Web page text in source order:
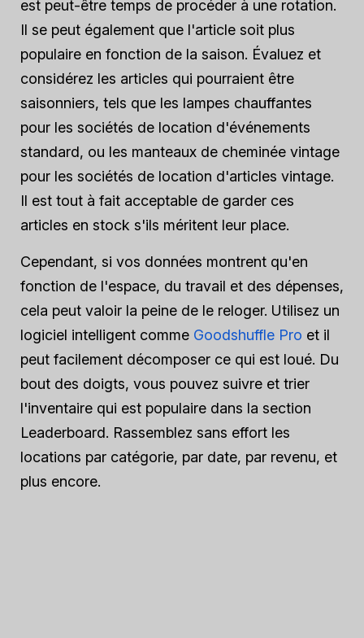
est peut-être temps de procéder à une rotation.
Il se peut également que l'article soit plus
populaire en fonction de la saison. Évaluez et
considérez les articles qui pourraient être
saisonniers, tels que les lampes chauffantes
pour les sociétés de location d'événements
standard, ou les manteaux de cheminée vintage
pour les sociétés de location d'articles vintage.
Il est tout à fait acceptable de garder ces
articles en stock s'ils méritent leur place.
Cependant, si vos données montrent qu'en
fonction de l'espace, du travail et des dépenses,
cela peut valoir la peine de le reloger. Utilisez un
logiciel intelligent comme Goodshuffle Pro et il
peut facilement décomposer ce qui est loué. Du
bout des doigts, vous pouvez suivre et trier
l'inventaire qui est populaire dans la section
Leaderboard. Rassemblez sans effort les
locations par catégorie, par date, par revenu, et
plus encore.